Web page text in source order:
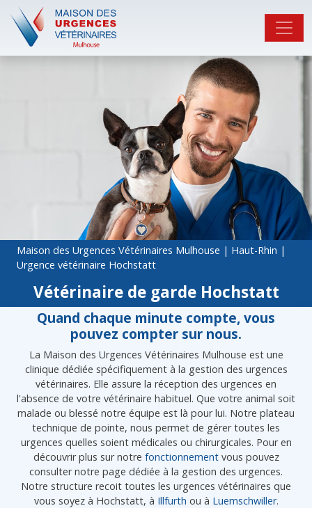
Maison des Urgences Vétérinaires Mulhouse | Haut-Rhin |
Urgence vétérinaire Hochstatt
Vétérinaire de garde Hochstatt
Quand chaque minute compte, vous
pouvez compter sur nous.
La Maison des Urgences Vétérinaires Mulhouse est une
clinique dédiée spécifiquement à la gestion des urgences
vétérinaires. Elle assure la réception des urgences en
l'absence de votre vétérinaire habituel. Que votre animal soit
malade ou blessé notre équipe est là pour lui. Notre plateau
technique de pointe, nous permet de gérer toutes les
urgences quelles soient médicales ou chirurgicales. Pour en
découvrir plus sur notre fonctionnementvous pouvez
consulter notre page dédiée à la gestion des urgences.
Notre structure recoit toutes les urgences vétérinaires que
vous soyez à Hochstatt, à Illfurth ou à Luemschwiller.